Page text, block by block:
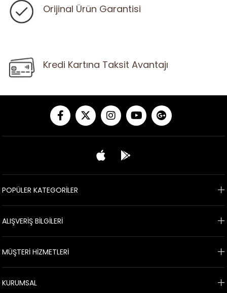
Orijinal Ürün Garantisi
Kredi Kartına Taksit Avantajı
POPÜLER KATEGORİLER
ALIŞVERİŞ BİLGİLERİ
MÜŞTERİ HİZMETLERİ
KURUMSAL